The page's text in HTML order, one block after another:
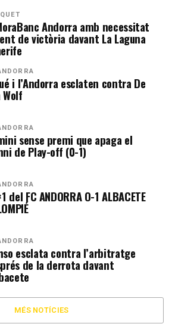
Andorra amb necessitat
de victòria davant La Laguna
i l’Andorra esclaten contra De
Wolf
sense premi que apaga el
de Play-off (0-1)
del FC ANDORRA O-1 ALBACETE
esclata contra l’arbitratge
de la derrota davant
MÉS NOTÍCIES